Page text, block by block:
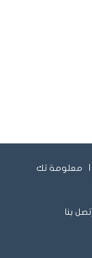
معلومة تك
إتصل بنا